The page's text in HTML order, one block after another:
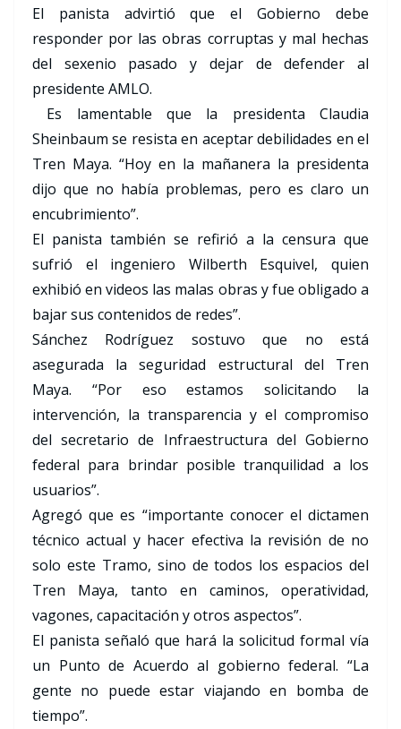
El panista advirtió que el Gobierno debe
responder por las obras corruptas y mal hechas
del sexenio pasado y dejar de defender al
presidente AMLO.
Es lamentable que la presidenta Claudia
Sheinbaum se resista en aceptar debilidades en el
Tren Maya. “Hoy en la mañanera la presidenta
dijo que no había problemas, pero es claro un
encubrimiento”.
El panista también se refirió a la censura que
sufrió el ingeniero Wilberth Esquivel, quien
exhibió en videos las malas obras y fue obligado a
bajar sus contenidos de redes”.
Sánchez Rodríguez sostuvo que no está
asegurada la seguridad estructural del Tren
Maya. “Por eso estamos solicitando la
intervención, la transparencia y el compromiso
del secretario de Infraestructura del Gobierno
federal para brindar posible tranquilidad a los
usuarios”.
Agregó que es “importante conocer el dictamen
técnico actual y hacer efectiva la revisión de no
solo este Tramo, sino de todos los espacios del
Tren Maya, tanto en caminos, operatividad,
vagones, capacitación y otros aspectos”.
El panista señaló que hará la solicitud formal vía
un Punto de Acuerdo al gobierno federal. “La
gente no puede estar viajando en bomba de
tiempo”.